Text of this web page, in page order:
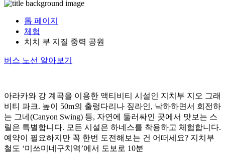
톱 페이지
체험
치치 부 지질 중력 공원
버스 노선 알아보기
아라카와 강 계곡을 이용한 액티비티 시설인 지치부 지오 그래
비티 파크. 높이 50m의 출렁다리나 짚라인, 낙하하면서 회전하
는 그네(Canyon Swing) 등, 자연에 둘러싸인 곳에서 맛보는 스
릴은 특별합니다. 모든 시설은 하네스를 착용하고 체험합니다.
예약이 필요하지만 꼭 한번 도전해보는 건 어떠세요? 지치부
철도 ‘미쓰미네구치역’에서 도보로 10분